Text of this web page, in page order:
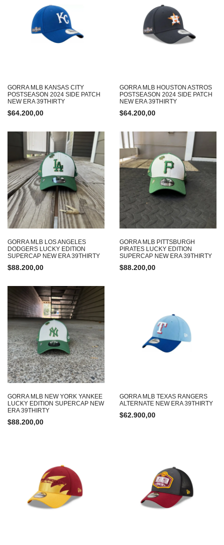
GORRA MLB KANSAS CITY
POSTSEASON 2024 SIDE PATCH
NEW ERA 39THIRTY
$64.200,00
GORRA MLB HOUSTON ASTROS
POSTSEASON 2024 SIDE PATCH
NEW ERA 39THIRTY
$64.200,00
GORRA MLB LOS ANGELES
DODGERS LUCKY EDITION
SUPERCAP NEW ERA 39THIRTY
$88.200,00
GORRA MLB PITTSBURGH
PIRATES LUCKY EDITION
SUPERCAP NEW ERA 39THIRTY
$88.200,00
GORRA MLB NEW YORK YANKEE
LUCKY EDITION SUPERCAP NEW
ERA 39THIRTY
$88.200,00
GORRA MLB TEXAS RANGERS
ALTERNATE NEW ERA 39THIRTY
$62.900,00